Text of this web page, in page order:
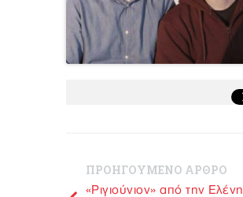
ΠΡΟΗΓΟΥΜΕΝΟ ΑΡΘΡΟ
«Ριγιούνιον» από την Ελένη